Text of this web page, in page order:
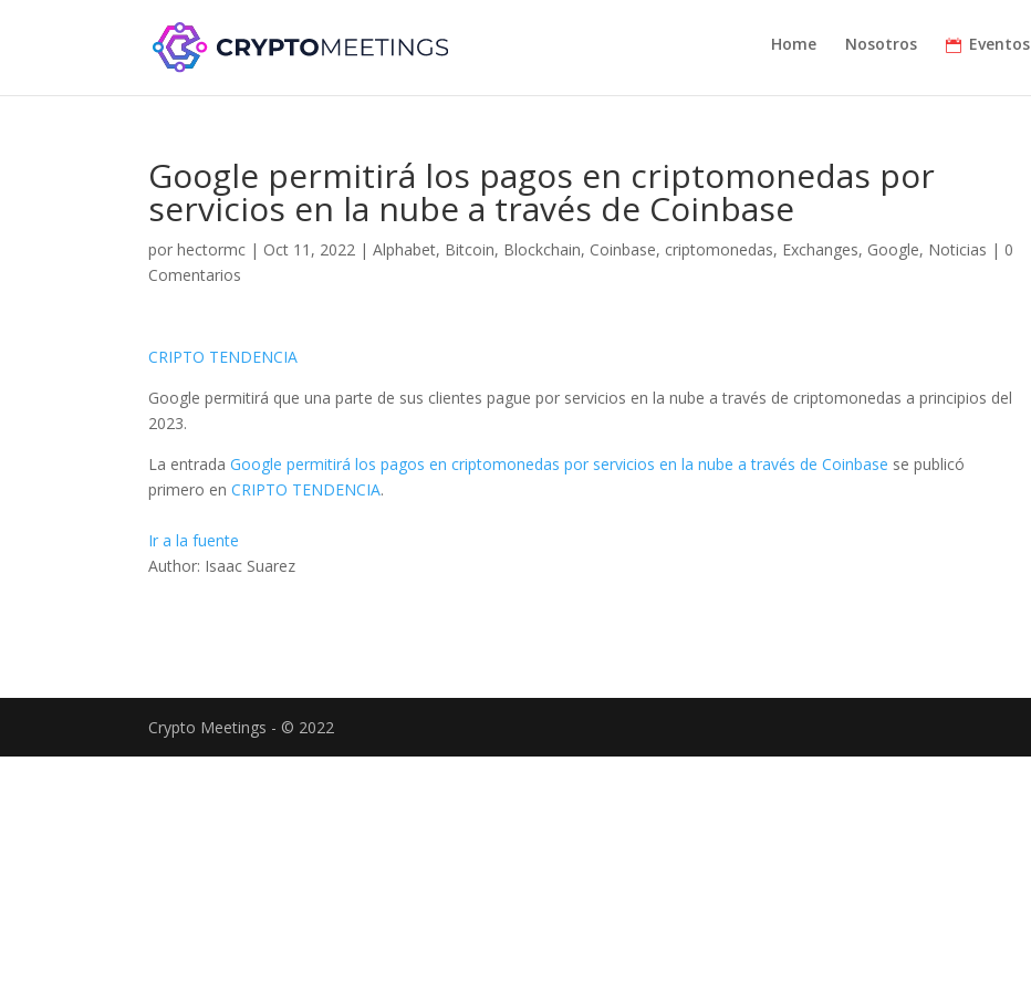
Home Nosotros Eventos
Google permitirá los pagos en criptomonedas por
servicios en la nube a través de Coinbase
porhectormc | Oct 11, 2022 |Alphabet, Bitcoin, Blockchain, Coinbase, criptomonedas, Exchanges, Google, Noticias | 0
Comentarios
CRIPTO TENDENCIA
Google permitirá que una parte de sus clientes pague por servicios en la nube a través de criptomonedas a principios del
2023.
La entradaGoogle permitirá los pagos en criptomonedas por servicios en la nube a través de Coinbase se publicó
primero enCRIPTO TENDENCIA.
Ir a la fuente
Author: Isaac Suarez
Crypto Meetings - © 2022